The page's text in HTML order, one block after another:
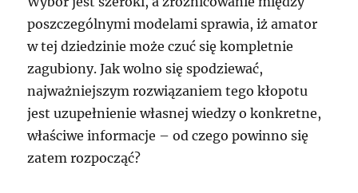
poszczególnymi modelami sprawia, iż amator
w tej dziedzinie może czuć się kompletnie
zagubiony. Jak wolno się spodziewać,
najważniejszym rozwiązaniem tego kłopotu
jest uzupełnienie własnej wiedzy o konkretne,
właściwe informacje – od czego powinno się
zatem rozpocząć?